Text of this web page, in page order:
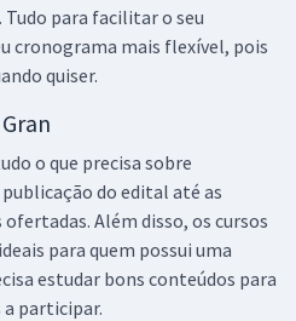
Tudo para facilitar o seu
cronograma mais flexível, pois
quiser.
o que precisa sobre
do edital até as
Além disso, os cursos
para quem possui uma
estudar bons conteúdos para
a participar.